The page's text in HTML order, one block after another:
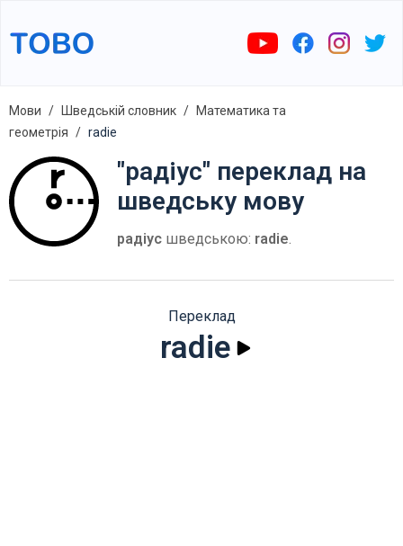
Мови Шведській словник
Математика та
геометрія
radie
"радіус" переклад на
шведську мову
радіус шведською: radie.
Переклад
radie